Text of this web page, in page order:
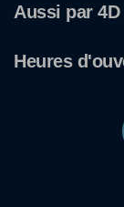
Aussi par 4D
Heures